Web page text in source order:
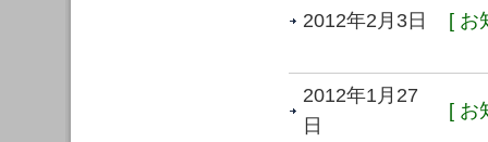
2012年2月3日 [ お
2012年1月27
日
[ お